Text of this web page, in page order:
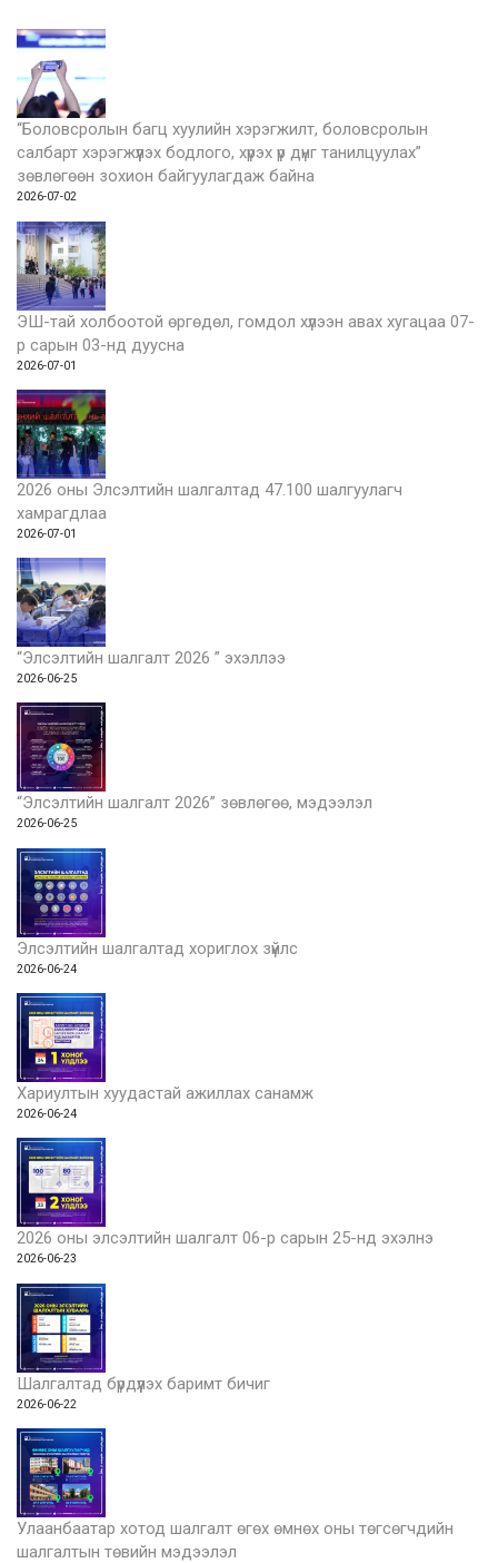
“Боловсролын багц хуулийн хэрэгжилт, боловсролын
салбарт хэрэгжүүлэх бодлого, хүрэх үр дүнг танилцуулах”
зөвлөгөөн зохион байгуулагдаж байна
2026-07-02
ЭШ-тай холбоотой өргөдөл, гомдол хүлээн авах хугацаа 07-
р сарын 03-нд дуусна
2026-07-01
2026 оны Элсэлтийн шалгалтад 47.100 шалгуулагч
хамрагдлаа
2026-07-01
“Элсэлтийн шалгалт 2026 ” эхэллээ
2026-06-25
“Элсэлтийн шалгалт 2026” зөвлөгөө, мэдээлэл
2026-06-25
Элсэлтийн шалгалтад хориглох зүйлс
2026-06-24
Хариултын хуудастай ажиллах санамж
2026-06-24
2026 оны элсэлтийн шалгалт 06-р сарын 25-нд эхэлнэ
2026-06-23
Шалгалтад бүрдүүлэх баримт бичиг
2026-06-22
Улаанбаатар хотод шалгалт өгөх өмнөх оны төгсөгчдийн
шалгалтын төвийн мэдээлэл